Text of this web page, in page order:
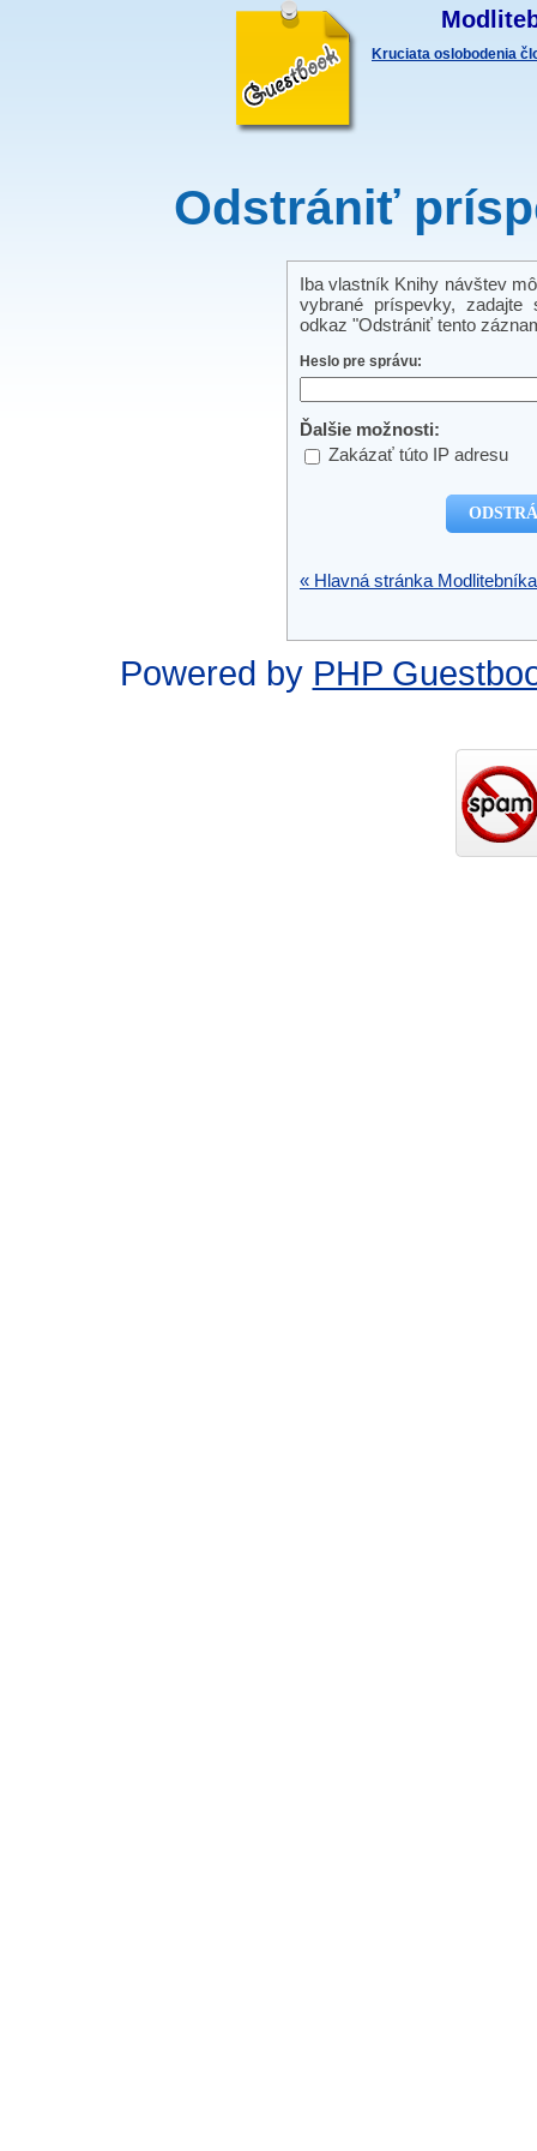
Kruciata oslobodenia
Odstrániť
Iba vlastník Knihy návštev
vybrané príspevky,
odkaz "Odstrániť tento
Heslo pre správu:
Ďalšie možnosti:
Zakázať túto IP adresu
« Hlavná stránka Modlitebníka
Powered by PHP